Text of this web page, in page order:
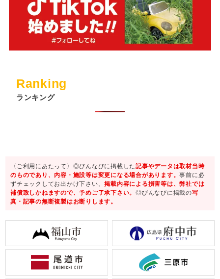
Ranking
ランキング
〈ご利用にあたって〉◎びんなびに掲載した記事やデータは取材当時
のものであり、内容・施設等は変更になる場合があります。事前に必
ずチェックしてお出かけ下さい。掲載内容による損害等は、弊社では
補償致しかねますので、予めご了承下さい。◎びんなびに掲載の写
真・記事の無断複製はお断りします。